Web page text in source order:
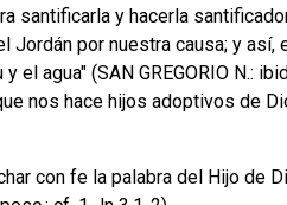
santificarla y hacerla
por nuestra causa; y así,
agua" (SAN GREGORIO N.:
nos hace hijos adoptivos de
con fe la palabra del Hijo de